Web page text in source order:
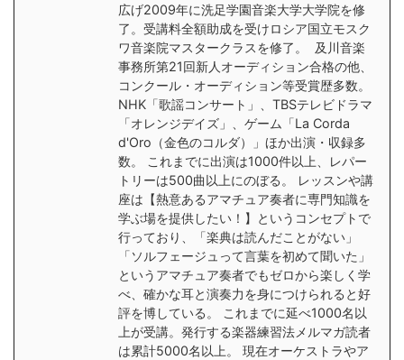
広げ2009年に洗足学園音楽大学大学院を修
了。受講料全額助成を受けロシア国立モスク
ワ音楽院マスタークラスを修了。 及川音楽
事務所第21回新人オーディション合格の他、
コンクール・オーディション等受賞歴多数。
NHK「歌謡コンサート」、TBSテレビドラマ
「オレンジデイズ」、ゲーム「La Corda
d'Oro（金色のコルダ）」ほか出演・収録多
数。 これまでに出演は1000件以上、レパー
トリーは500曲以上にのぼる。 レッスンや講
座は【熱意あるアマチュア奏者に専門知識を
学ぶ場を提供したい！】というコンセプトで
行っており、「楽典は読んだことがない」
「ソルフェージュって言葉を初めて聞いた」
というアマチュア奏者でもゼロから楽しく学
べ、確かな耳と演奏力を身につけられると好
評を博している。 これまでに延べ1000名以
上が受講。発行する楽器練習法メルマガ読者
は累計5000名以上。 現在オーケストラやア